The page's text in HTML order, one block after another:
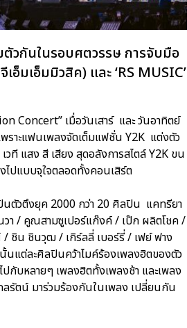
วกันในรอบศตวรรษ การจับมือ
มเอ็มมิวสิค) และ ‘RS MUSIC’
Concert” เมื่อวันเสาร์ และ วันอาทิตย์
าะแฟนเพลงจัดเต็มแฟชั่น Y2K แต่งตัว
แสง สี เสียง สุดอลังการสไตล์ Y2K ขน
ปแบบจุใจตลอดทั้งคอนเสิร์ต
นตัวตึงยุค 2000 กว่า 20 ศิลปิน แคทรียา
า / คูณสามซูเปอร์แก๊งค์ / เป๊ก ผลิตโชค /
น ชินวุฒ / เกิร์ลลี่ เบอร์รี่ / เฟย์ ฟาง
แต่ละศิลปินคว้าไมค์ร้องเพลงฮิตของตัว
กับหลายๆ เพลงฮิตทั้งเพลงช้า และเพลง
รัตน์ มาร่วมร้องกันในเพลง เปลี่ยนกัน